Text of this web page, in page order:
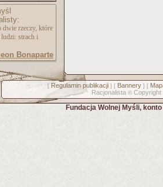
dwie rzeczy, które
ludzi: strach i
Bonaparte
[ Regulamin publikacji] [ Bannery] [
Racjonalista © Copyright
Fundacja Wolnej Myśli,